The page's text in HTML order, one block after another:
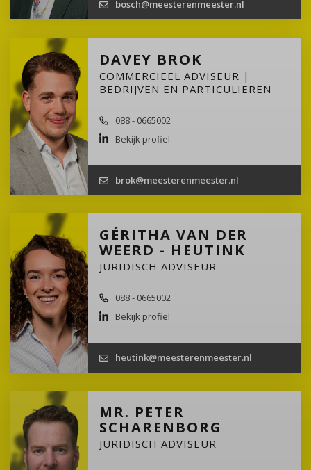
bosch@meesterenmeester.nl
DAVEY BROK
COMMERCIEEL ADVISEUR |
BEDRIJVEN EN PARTICULIEREN
088 - 0665002
Bekijk profiel
brok@meesterenmeester.nl
GÉRITHA VAN DER
WEERD - HEUTINK
JURIDISCH ADVISEUR
088 - 0665002
Bekijk profiel
heutink@meesterenmeester.nl
MR. PETER
SCHARENBORG
JURIDISCH ADVISEUR